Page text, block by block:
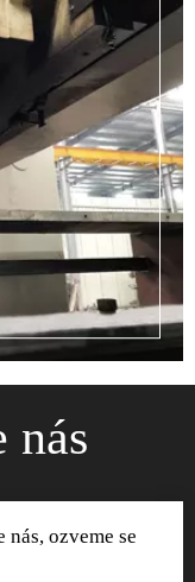
nás
ozveme se